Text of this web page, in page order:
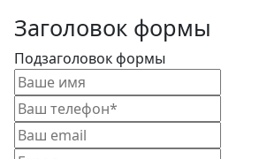
Пуфы и банкетки
Кровати
Зонты
Журнальные столики
Диваны
Аксессуары
Шкафы
Заголовок формы
Подзаголовок формы